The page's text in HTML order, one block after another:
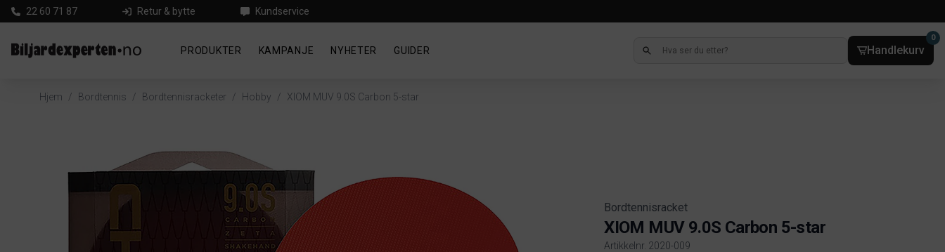
22 60 71 87 Retur & bytte Kundservice
PRODUKTER KAMPANJE NYHETER GUIDER Handlekurv
0
Hjem / Bordtennis / Bordtennisracketer / Hobby / XIOM MUV 9.0S Carbon 5-star
Bordtennisracket
XIOM MUV 9.0S Carbon 5-star
Artikkelnr. 2020-009